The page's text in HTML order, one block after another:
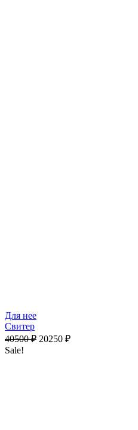
Для нее
Свитер
40500₽ 20250 ₽
Sale!